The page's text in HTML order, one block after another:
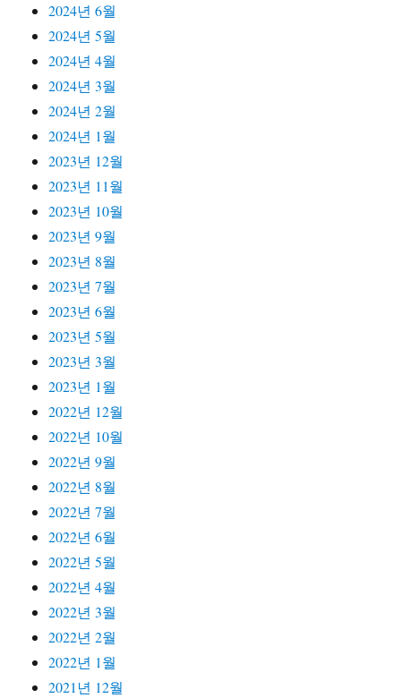
2024년 6월
2024년 5월
2024년 4월
2024년 3월
2024년 2월
2024년 1월
2023년 12월
2023년 11월
2023년 10월
2023년 9월
2023년 8월
2023년 7월
2023년 6월
2023년 5월
2023년 3월
2023년 1월
2022년 12월
2022년 10월
2022년 9월
2022년 8월
2022년 7월
2022년 6월
2022년 5월
2022년 4월
2022년 3월
2022년 2월
2022년 1월
2021년 12월